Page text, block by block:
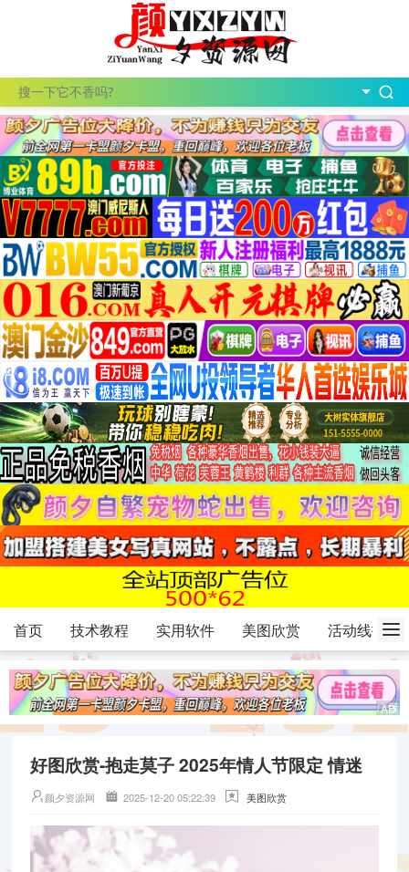
首页 技术教程 实用软件 美图欣赏 活动线报
好图欣赏-抱走莫子 2025年情人节限定 情迷
颜夕资源网 2025-12-20 05:22:39 美图欣赏